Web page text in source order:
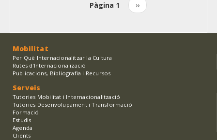
Pàgina 1
Pàgina
següent
››
Mobilitat
Per Què Internacionalitzar la Cultura
Rutes d'Internacionalizació
Publicacions, Bibliografia i Recursos
Serveis
Tutories Mobilitat i Internacionalització
Tutories Desenvolupament i Transformació
Formació
Estudis
Agenda
Clients